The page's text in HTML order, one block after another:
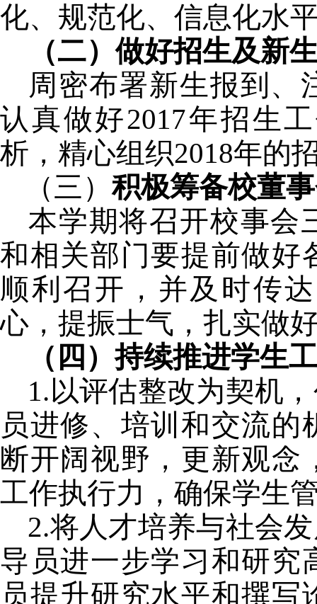
化、规范化、信息化水
（二）做好招生及新
周密布署新生报到、
认真做好2017年招生
析 ，精心组织2018年的
（三）积极筹备校董
本学期将召开校事会
和相关部门要提前做好
顺利召开，并及时传
心，提振士气，扎实做
（四）持续推进学生
1.以评估整改为契机
员进修、培训和交流
断开阔视野，更新观念
工作执行力，确保学生
2.将人才培养与社会
导员进一步学习和研究
员提升研究水平和撰写